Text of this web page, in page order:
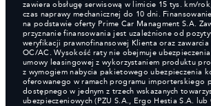
zawiera obsługę serwisową w limicie 15 tys. km/
czas naprawy mechanicznej do 10 dni.
na podstawie oferty Prime Car Managment S.A.
przyznanie finansowania jest uzależnione od
weryfikacji prawnofinansowej Klienta oraz zawarcia
OC/AC. Wysokość raty nie obejmuje
umowy leasingowej z wykorzystaniem produktu
z wymogiem nabycia pakietowego ubezpieczenia
oferowanego w ramach programu importerskiego
dostępnego w jednym z trzech wskazanych
ubezpieczeniowych (PZU S.A., Ergo Hestia S.A.